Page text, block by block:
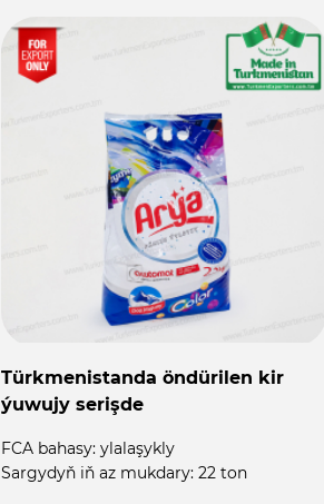
Türkmenistanda öndürilen kir
ýuwujy serişde
FCA bahasy: ylalaşykly
Sargydyň iň az mukdary: 22 ton